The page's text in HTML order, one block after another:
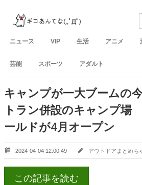
ニュース VIP 生活 アニメ
芸能 スポーツ アダルト
キャンプが一大ブームの
トラン併設のキャンプ場
ールドが4月オープン
2024-04-04 12:00:49 アウトドアまとめち
この記事を読む